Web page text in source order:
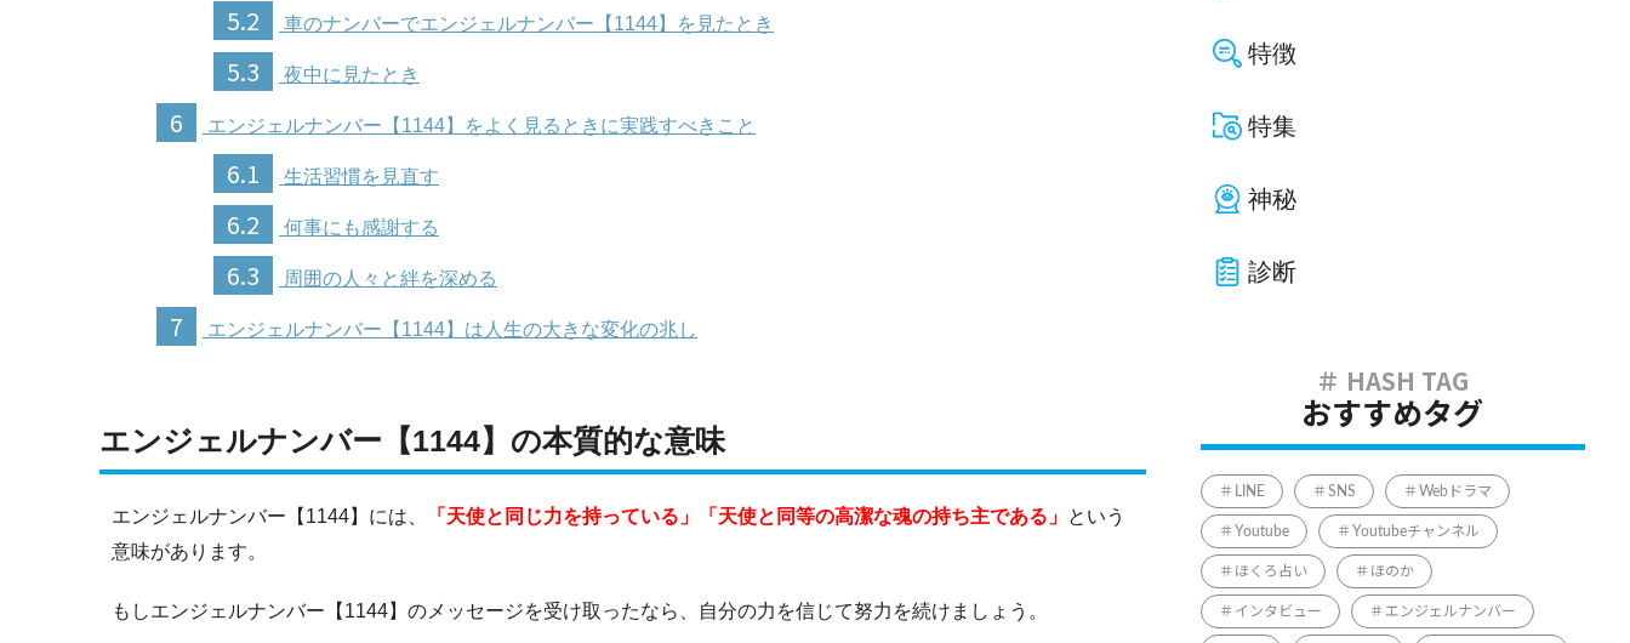
5.2 車のナンバーでエンジェルナンバー【1144】を見たとき
5.3 夜中に見たとき
6 エンジェルナンバー【1144】をよく見るときに実践すべきこと
6.1 生活習慣を見直す
6.2 何事にも感謝する
6.3 周囲の人々と絆を深める
7 エンジェルナンバー【1144】は人生の大きな変化の兆し
エンジェルナンバー【1144】の本質的な意味
エンジェルナンバー【1144】には、 「天使と同じ力を持っている」「天使と同等の高潔な魂の持ち主である」 という
意味があります。
もしエンジェルナンバー【1144】のメッセージを受け取ったなら、自分の力を信じて努力を続けましょう。
特徴
特集
神秘
診断
おすすめタグ
LINE SNS Webドラマ
Youtube Youtubeチャンネル
ほくろ占い ほのか
インタビュー エンジェルナンバー